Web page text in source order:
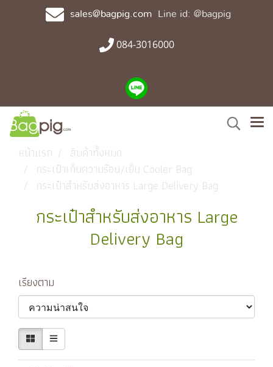
sales@bagpig.com Line id: @bagpig
084-3016000
หน้าแรก
สินค้าทั้งหมด
กระเป๋าเก็บความร้อน/เย็น Cooler Bag
กระเป๋าสำหรับส่งอาหาร Large Delivery Bag
กระเป๋าสำหรับส่งอาหาร Large
Delivery Bag
เรียงตาม